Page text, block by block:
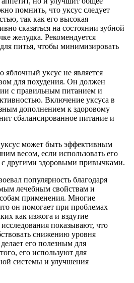
помнить, что уксус следует
так как его высокая
сказаться на состоянии зубной
желудка. Рекомендуется
питья, чтобы минимизировать
яблочный уксус не является
для похудения. Он должен
с правильным питанием и
Включение уксуса в
дополнением к здоровому
сбалансированное питание и
может быть эффективным
весом, если использовать его
с другими здоровыми привычками.
популярность благодаря
лечебным свойствам и
применения. Многие
он помогает при проблемах
как изжога и вздутие
показывают, что
снижению уровня
его полезным для
его используют для
системы и улучшения